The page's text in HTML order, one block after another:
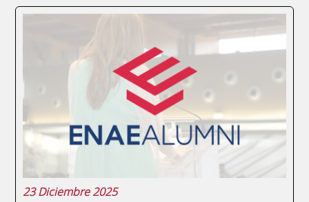
Si estás pensando en dar un salto en tu
carrera profesional, un MBA puede ser la
clave que te abra las puertas. Estudiar un
Máster en Dirección de Empresas en ENAE
no solo te proporciona un conocimiento
profundo del mundo empresarial, sino
que...
23 Diciembre 2025